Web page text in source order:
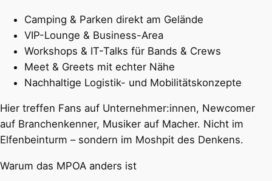
Camping & Parken direkt am Gelände
VIP-Lounge & Business-Area
Workshops & IT-Talks für Bands & Crews
Meet & Greets mit echter Nähe
Nachhaltige Logistik- und Mobilitätskonzepte
Hier treffen Fans auf Unternehmer:innen, Newcomer
auf Branchenkenner, Musiker auf Macher. Nicht im
Elfenbeinturm – sondern im Moshpit des Denkens.
Warum das MPOA anders ist